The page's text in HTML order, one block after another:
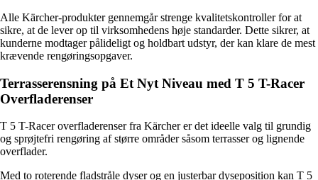
Alle Kärcher-produkter gennemgår strenge kvalitetskontroller for at
sikre, at de lever op til virksomhedens høje standarder. Dette sikrer, at
kunderne modtager pålideligt og holdbart udstyr, der kan klare de mest
krævende rengøringsopgaver.
Terrasserensning på Et Nyt Niveau med T 5 T-Racer
Overfladerenser
T 5 T-Racer overfladerenser fra Kärcher er det ideelle valg til grundig
og sprøjtefri rengøring af større områder såsom terrasser og lignende
overflader.
Med to roterende fladstråle dyser og en justerbar dyseposition kan T 5